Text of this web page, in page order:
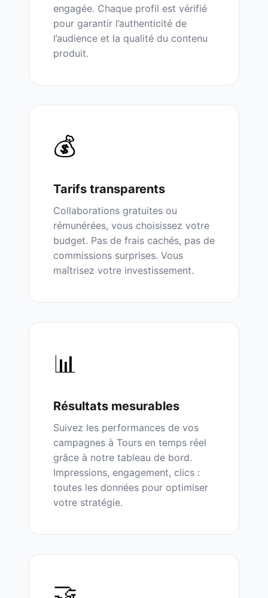
engagée. Chaque profil est vérifié
pour garantir l’authenticité de
l’audience et la qualité du contenu
produit.
💰
Tarifs transparents
Collaborations gratuites ou
rémunérées, vous choisissez votre
budget. Pas de frais cachés, pas de
commissions surprises. Vous
maîtrisez votre investissement.
📊
Résultats mesurables
Suivez les performances de vos
campagnes à Tours en temps réel
grâce à notre tableau de bord.
Impressions, engagement, clics :
toutes les données pour optimiser
votre stratégie.